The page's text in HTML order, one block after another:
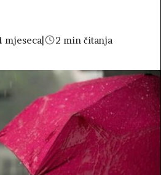
mjeseca| 2 min čitanja